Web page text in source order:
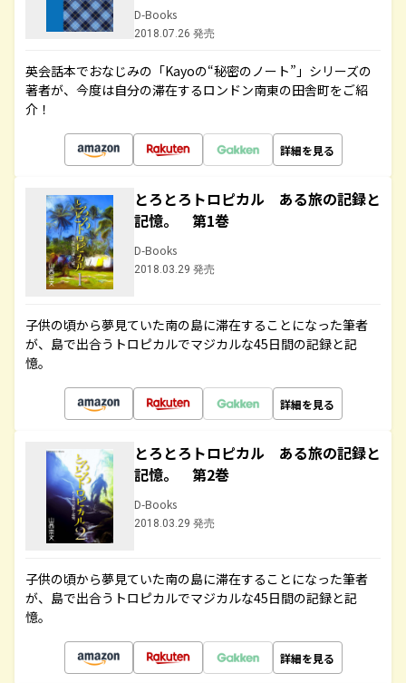
D-Books
2018.07.26 発売
英会話本でおなじみの「Kayoの“秘密のノート”」シリーズの
著者が、今度は自分の滞在するロンドン南東の田舎町をご紹
介！
詳細を見る
とろとろトロピカル ある旅の記録と
記憶。 第1巻
D-Books
2018.03.29 発売
子供の頃から夢見ていた南の島に滞在することになった筆者
が、島で出合うトロピカルでマジカルな45日間の記録と記
憶。
詳細を見る
とろとろトロピカル ある旅の記録と
記憶。 第2巻
D-Books
2018.03.29 発売
子供の頃から夢見ていた南の島に滞在することになった筆者
が、島で出合うトロピカルでマジカルな45日間の記録と記
憶。
詳細を見る